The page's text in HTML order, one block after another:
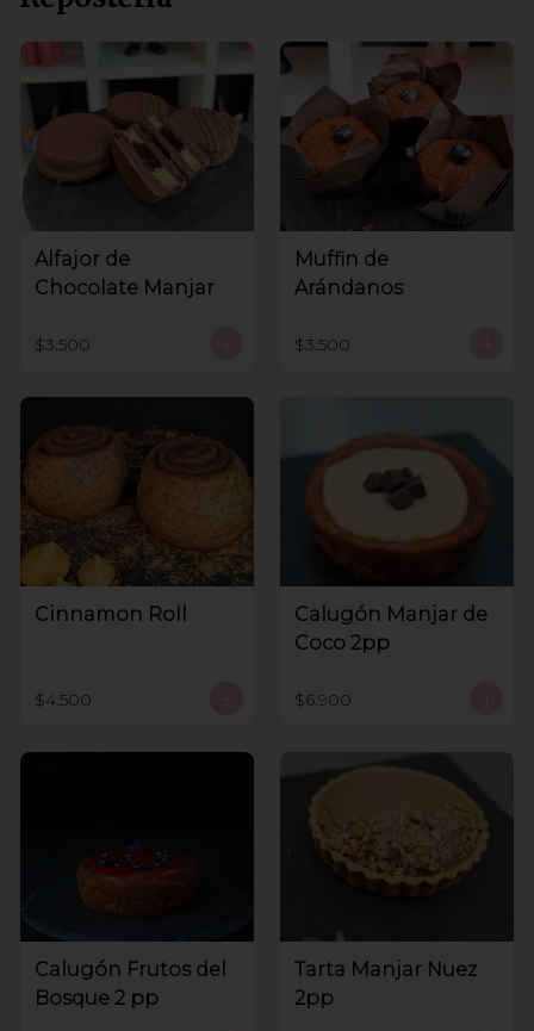
Alfajor de
Chocolate Manjar
$3.500
Muffin de
Arándanos
$3.500
Cinnamon Roll
$4.500
Calugón Manjar de
Coco 2pp
$6.900
Calugón Frutos del
Bosque 2 pp
Tarta Manjar Nuez
2pp